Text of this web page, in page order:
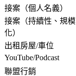
接案（個人名義）
接案（持續性、規模
化）
出租房屋/車位
YouTube/Podcast
聯盟行銷